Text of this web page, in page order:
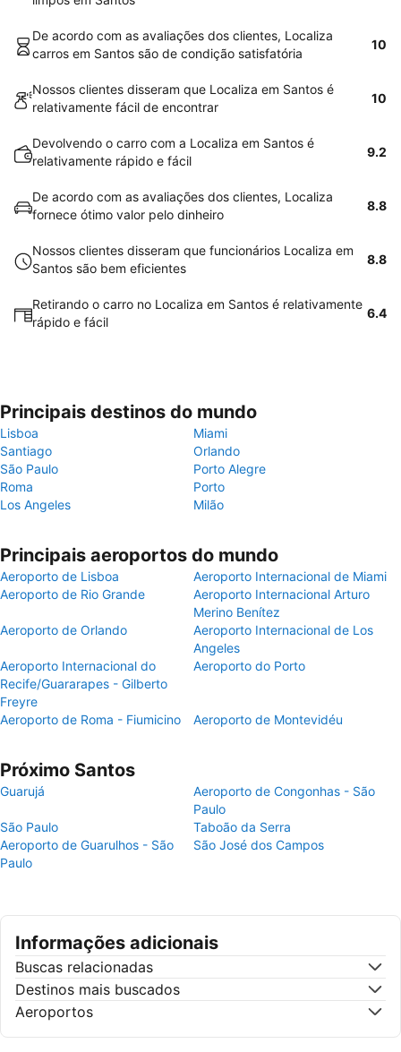
De acordo com as avaliações dos clientes, Localiza
carros em Santos são de condição satisfatória
10
Nossos clientes disseram que Localiza em Santos é
relativamente fácil de encontrar
10
Devolvendo o carro com a Localiza em Santos é
relativamente rápido e fácil
9.2
De acordo com as avaliações dos clientes, Localiza
fornece ótimo valor pelo dinheiro
8.8
Nossos clientes disseram que funcionários Localiza em
Santos são bem eficientes
8.8
Retirando o carro no Localiza em Santos é relativamente
rápido e fácil
6.4
Principais destinos do mundo
Lisboa
Miami
Santiago
Orlando
São Paulo
Porto Alegre
Roma
Porto
Los Angeles
Milão
Principais aeroportos do mundo
Aeroporto de Lisboa
Aeroporto Internacional de Miami
Aeroporto de Rio Grande
Aeroporto Internacional Arturo
Merino Benítez
Aeroporto de Orlando
Aeroporto Internacional de Los
Angeles
Aeroporto Internacional do
Recife/Guararapes - Gilberto
Freyre
Aeroporto do Porto
Aeroporto de Roma - Fiumicino Aeroporto de Montevidéu
Próximo Santos
Guarujá
Aeroporto de Congonhas - São
Paulo
São Paulo
Taboão da Serra
Aeroporto de Guarulhos - São
Paulo
São José dos Campos
Informações adicionais
Buscas relacionadas
Destinos mais buscados
Aeroportos